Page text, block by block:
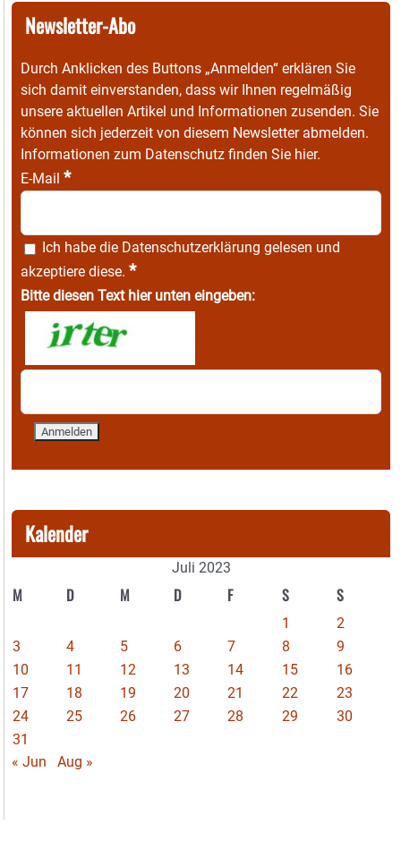
Newsletter-Abo
Durch Anklicken des Buttons „Anmelden“ erklären Sie
sich damit einverstanden, dass wir Ihnen regelmäßig
unsere aktuellen Artikel und Informationen zusenden. Sie
können sich jederzeit von diesem Newsletter abmelden.
Informationen zum Datenschutz finden Sie hier.
E-Mail *
Ich habe die Datenschutzerklärung gelesen und
akzeptiere diese. *
Bitte diesen Text hier unten eingeben:
Kalender
Juli 2023
M D M D F S S
1
2
3
4 5 6 7 8
9
10
11 12 13 14 15
16
17
18 19 20 21 22
23
24
25 26 27 28 29
30
31
« Jun
Aug »